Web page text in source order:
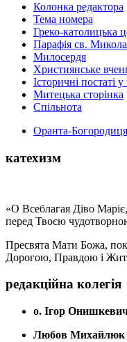
Колонка редактора
Тема номера
Греко-католицька
Парафія св.
Милосердя
Християнське
Історичні постаті
Митецька сторінка
Спільнота
Оранта-Богородиця
катехизм
«О Всеблагая Діво
перед Твоєю
Пресвята Мати Божа,
Дорогою, Правдою і
редакційна колегія
о. Ігор
Любов Михайлюк